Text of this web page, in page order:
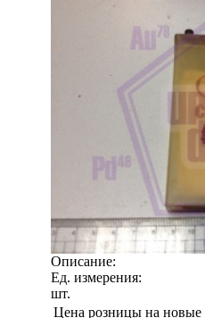
Описание:
Ед. измерения:
шт.
Цена розницы на новые